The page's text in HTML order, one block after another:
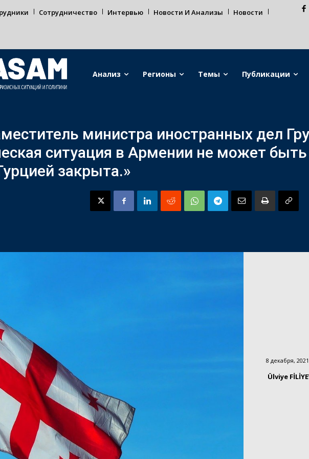
Сотрудничество Интервью Новости И Анализы Новости
Анализ Регионы Темы Публикации
министра иностранных дел
ситуация в Армении не может
закрыта.»
8 декабря, 2021
Ülviye